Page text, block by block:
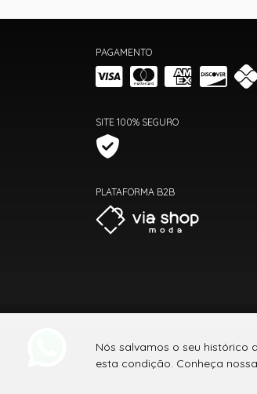
PAGAMENTO
SITE 100% SEGURO
PLATAFORMA B2B
Nós salvamos o seu histórico
esta condição. Conheça nossa